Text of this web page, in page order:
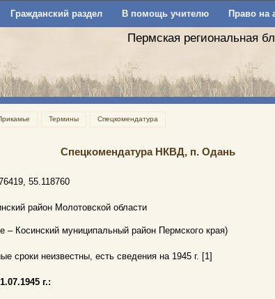
Гражданский раздел В помощь учителю Право на
Пермская региональная
Термины Спецкомендатура
Спецкомендатура НКВД, п. Одань
55.118760
район Молотовской области
– Косинский муниципальный район Пермского края)
сроки неизвестны, есть сведения на 1945 г. [1]
г.: